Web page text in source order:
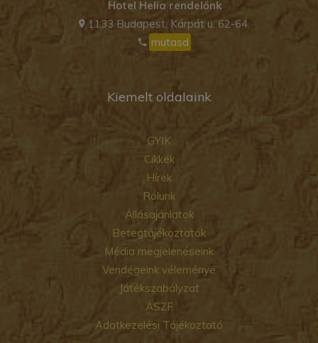
Hotel Helia rendelőnk
1133 Budapest, Kárpát u. 62-64.
mutasd
Kiemelt oldalaink
GYIK
Cikkek
Hírek
Rólunk
Állásajánlatok
Betegtájékoztatók
Média megjelenéseink
Vendégeink véleménye
Játékszabályzat
ÁSZF
Adatkezelési Tájékoztató